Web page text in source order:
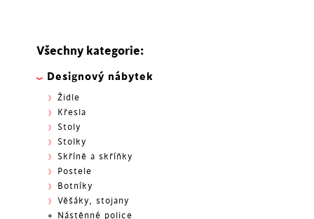
Všechny kategorie:
Designový nábytek
Židle
Křesla
Stoly
Stolky
Skříně a skříňky
Postele
Botníky
Věšáky, stojany
Nástěnné police